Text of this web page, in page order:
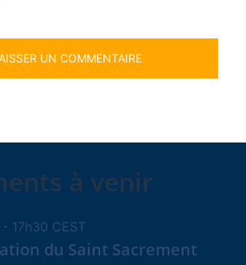
à venir
- 17h30 CEST
du Saint Sacrement